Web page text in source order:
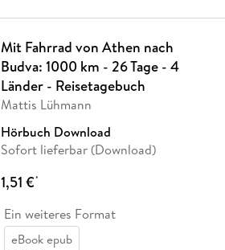
Mit Fahrrad von Athen nach
Budva: 1000 km - 26 Tage - 4
Länder - Reisetagebuch
Mattis Lühmann
Hörbuch Download
Sofort lieferbar (Download)
1,51 €*
Ein weiteres Format
eBook epub